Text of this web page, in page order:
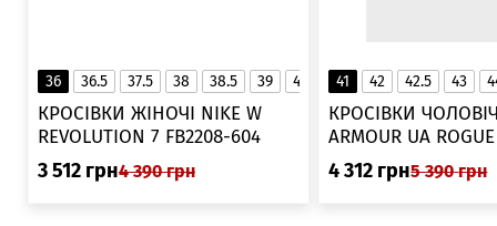
36 36.5 37.5 38 38.5 39 40 40.5
41
▲
КРОСІВКИ ЖІНОЧІ NIKE W
REVOLUTION 7 FB2208-604
3 512 грн4 390 грн
41 42 42.5 43
КРОСІВКИ
ARMOUR UA ROGUE 6006719-
025
4 312 грн5 390 грн